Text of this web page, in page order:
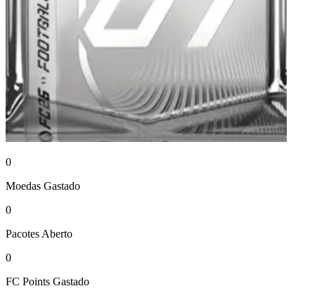
0
Moedas Gastado
0
Pacotes Aberto
0
FC Points Gastado